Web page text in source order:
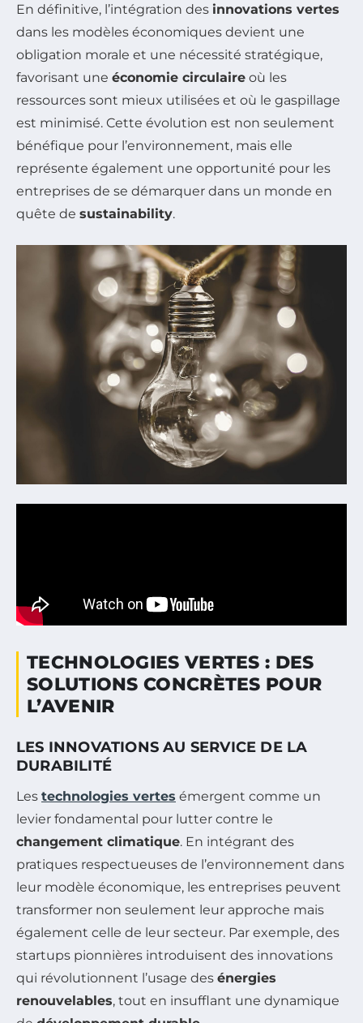
En définitive, l’intégration des innovations vertes
dans les modèles économiques devient une
obligation morale et une nécessité stratégique,
favorisant une économie circulaire où les
ressources sont mieux utilisées et où le gaspillage
est minimisé. Cette évolution est non seulement
bénéfique pour l’environnement, mais elle
représente également une opportunité pour les
entreprises de se démarquer dans un monde en
quête de sustainability.
TECHNOLOGIES VERTES : DES
SOLUTIONS CONCRÈTES POUR
L’AVENIR
LES INNOVATIONS AU SERVICE DE LA
DURABILITÉ
Les technologies vertes émergent comme un
levier fondamental pour lutter contre le
changement climatique. En intégrant des
pratiques respectueuses de l’environnement dans
leur modèle économique, les entreprises peuvent
transformer non seulement leur approche mais
également celle de leur secteur. Par exemple, des
startups pionnières introduisent des innovations
qui révolutionnent l’usage des énergies
renouvelables, tout en insufflant une dynamique